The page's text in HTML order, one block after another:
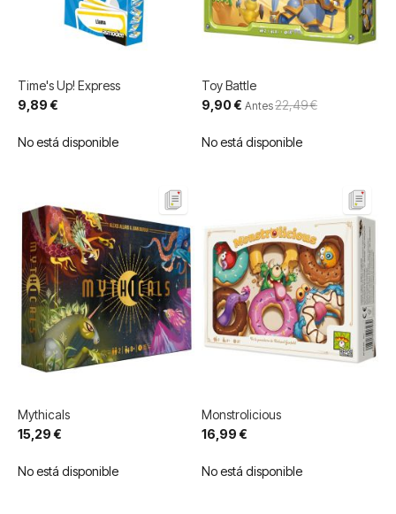
Time's Up! Express
9,89 €
No está disponible
Toy Battle
Precio
especial
9,90 € Antes22,49 €
No está disponible
Mythicals
15,29 €
No está disponible
Monstrolicious
16,99 €
No está disponible